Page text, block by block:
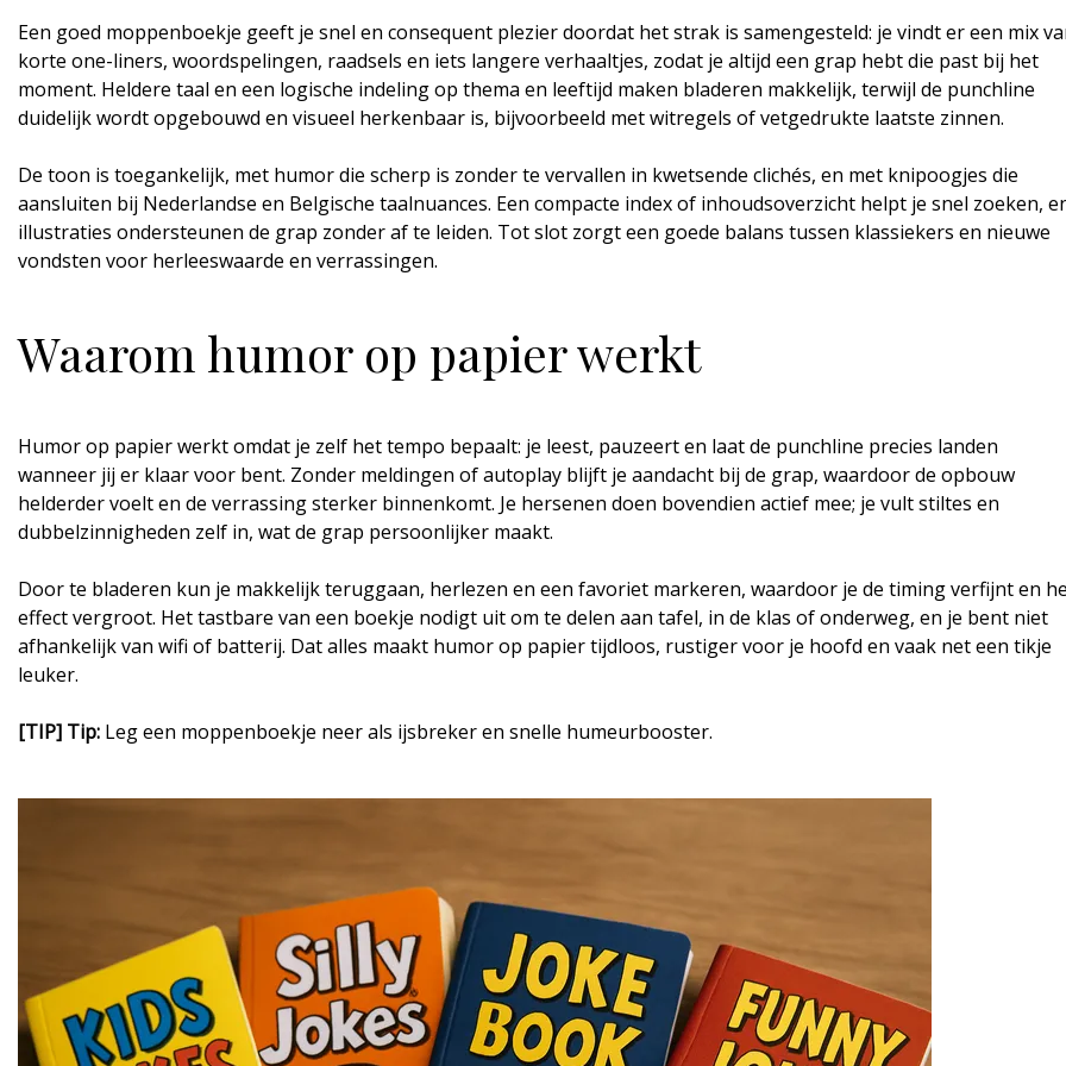
Een goed moppenboekje geeft je snel en consequent plezier doordat het strak is samengesteld: je vindt er een mix
korte one-liners, woordspelingen, raadsels en iets langere verhaaltjes, zodat je altijd een grap hebt die past bij het
moment. Heldere taal en een logische indeling op thema en leeftijd maken bladeren makkelijk, terwijl de punchline
duidelijk wordt opgebouwd en visueel herkenbaar is, bijvoorbeeld met witregels of vetgedrukte laatste zinnen.
De toon is toegankelijk, met humor die scherp is zonder te vervallen in kwetsende clichés, en met knipoogjes die
aansluiten bij Nederlandse en Belgische taalnuances. Een compacte index of inhoudsoverzicht helpt je snel zoeken,
illustraties ondersteunen de grap zonder af te leiden. Tot slot zorgt een goede balans tussen klassiekers en nieuwe
vondsten voor herleeswaarde en verrassingen.
Waarom humor op papier werkt
Humor op papier werkt omdat je zelf het tempo bepaalt: je leest, pauzeert en laat de punchline precies landen
wanneer jij er klaar voor bent. Zonder meldingen of autoplay blijft je aandacht bij de grap, waardoor de opbouw
helderder voelt en de verrassing sterker binnenkomt. Je hersenen doen bovendien actief mee; je vult stiltes en
dubbelzinnigheden zelf in, wat de grap persoonlijker maakt.
Door te bladeren kun je makkelijk teruggaan, herlezen en een favoriet markeren, waardoor je de timing verfijnt en
effect vergroot. Het tastbare van een boekje nodigt uit om te delen aan tafel, in de klas of onderweg, en je bent niet
afhankelijk van wifi of batterij. Dat alles maakt humor op papier tijdloos, rustiger voor je hoofd en vaak net een tikje
leuker.
[TIP] Tip: Leg een moppenboekje neer als ijsbreker en snelle humeurbooster.